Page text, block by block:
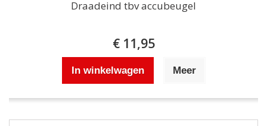
Draadeind tbv accubeugel
€ 11,95
In winkelwagen Meer